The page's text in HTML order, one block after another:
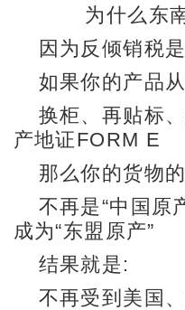
为什么东南
因为反倾销税
如果你的产品
换柜、再贴标
产地证FORM E
那么你的货物
不再是“中国原
成为“东盟原产”
结果就是:
不再受到美国